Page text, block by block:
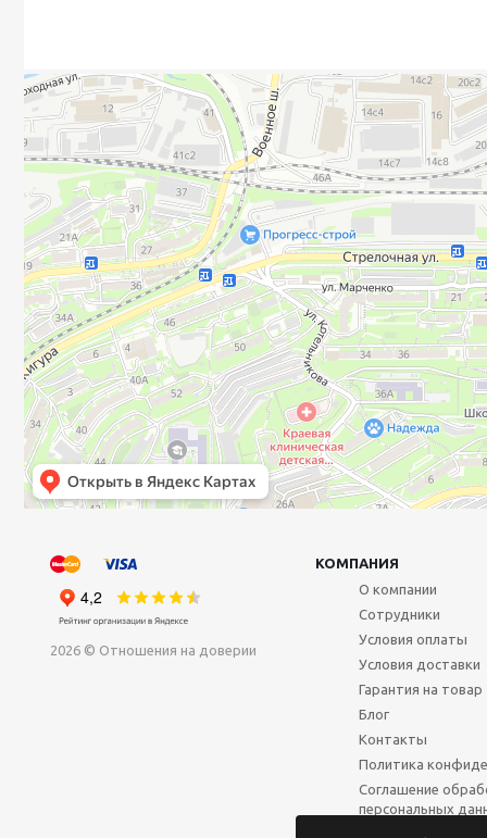
2026 © Отношения на доверии
КОМПАНИЯ
О компании
Сотрудники
Условия оплаты
Условия доставки
Гарантия на товар
Блог
Контакты
Политика
Соглашение
персональных